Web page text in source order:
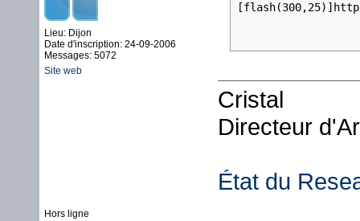
Lieu: Dijon
Date d'inscription: 24-09-2006
Messages: 5072
Site web
Cristal
Directeur
État du
Hors ligne